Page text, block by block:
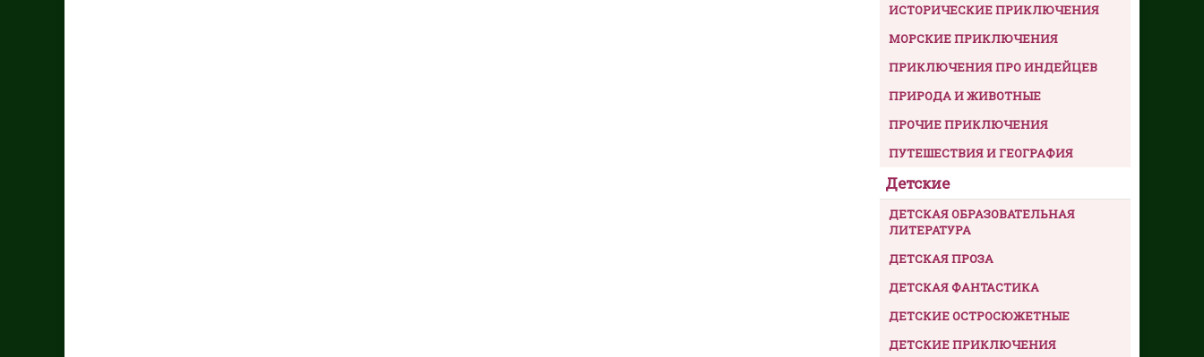
ИСТОРИЧЕСКИЕ ПРИКЛЮЧЕНИЯ
МОРСКИЕ ПРИКЛЮЧЕНИЯ
ПРИКЛЮЧЕНИЯ ПРО ИНДЕЙЦЕВ
ПРИРОДА И ЖИВОТНЫЕ
ПРОЧИЕ ПРИКЛЮЧЕНИЯ
ПУТЕШЕСТВИЯ И ГЕОГРАФИЯ
Детские
ДЕТСКАЯ ОБРАЗОВАТЕЛЬНАЯ
ЛИТЕРАТУРА
ДЕТСКАЯ ПРОЗА
ДЕТСКАЯ ФАНТАСТИКА
ДЕТСКИЕ ОСТРОСЮЖЕТНЫЕ
ДЕТСКИЕ ПРИКЛЮЧЕНИЯ